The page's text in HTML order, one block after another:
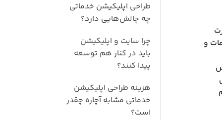
و
طراحی اپلیکیشن خدماتی
چه چالش‌هایی دارد؟
چرا سایت و اپلیکیشن
باید در کنار هم توسعه
پیدا کنند؟
هزینه طراحی اپلیکیشن
خدماتی مشابه آچاره چقدر
است؟